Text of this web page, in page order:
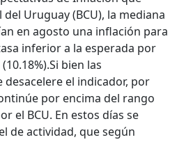
Uruguay (BCU), la mediana
en agosto una inflación para
inferior a la esperada por
bien las
desacelere el indicador, por
por encima del rango
el BCU. En estos días se
de actividad, que según